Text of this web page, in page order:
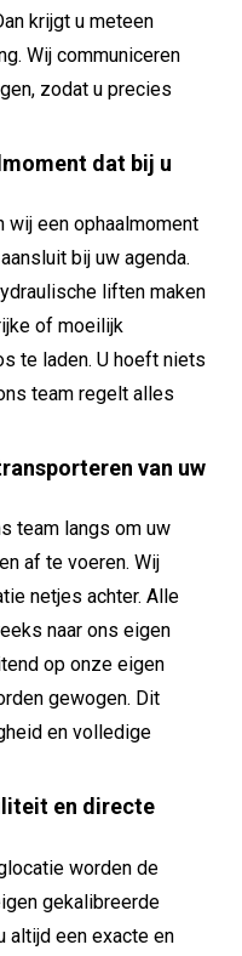
krijgt u meteen
Wij communiceren
zodat u precies
dat bij u
wij een ophaalmoment
bij uw agenda.
liften maken
of moeilijk
te laden. U hoeft niets
team regelt alles
van uw
team langs om uw
af te voeren. Wij
netjes achter. Alle
naar ons eigen
op onze eigen
gewogen. Dit
en volledige
en directe
worden de
gekalibreerde
altijd een exacte en